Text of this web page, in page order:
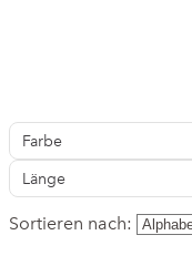
Farbe
Länge
Sortieren nach: